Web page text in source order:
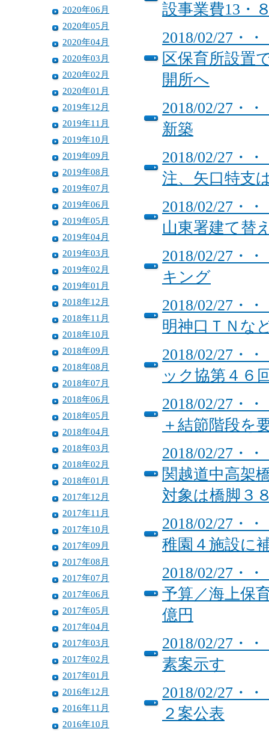
2020年06月
2020年05月
2020年04月
2020年03月
2020年02月
2020年01月
2019年12月
2019年11月
2019年10月
2019年09月
2019年08月
2019年07月
2019年06月
2019年05月
2019年04月
2019年03月
2019年02月
2019年01月
2018年12月
2018年11月
2018年10月
2018年09月
2018年08月
2018年07月
2018年06月
2018年05月
2018年04月
2018年03月
2018年02月
2018年01月
2017年12月
2017年11月
2017年10月
2017年09月
2017年08月
2017年07月
2017年06月
2017年05月
2017年04月
2017年03月
2017年02月
2017年01月
2016年12月
2016年11月
2016年10月
設事業費13・
2018/02/27・
区保育所設置
開所へ
2018/02/27・
新築
2018/02/27・
注、矢口特支
2018/02/27・
山東署建て替
2018/02/27・
キング
2018/02/27・
明神口ＴＮな
2018/02/27・
ック協第４６
2018/02/27・
＋結節階段を
2018/02/27・
関越道中高架
対象は橋脚３
2018/02/27・
稚園４施設に
2018/02/27・
予算／海上保
億円
2018/02/27・
素案示す
2018/02/27・
２案公表